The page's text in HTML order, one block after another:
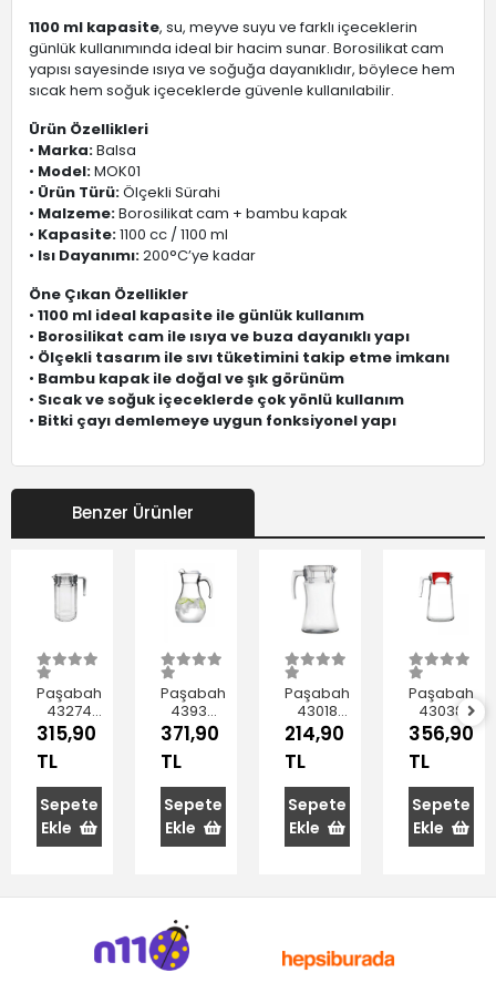
1100 ml kapasite, su, meyve suyu ve farklı içeceklerin
günlük kullanımında ideal bir hacim sunar. Borosilikat cam
yapısı sayesinde ısıya ve soğuğa dayanıklıdır, böylece hem
sıcak hem soğuk içeceklerde güvenle kullanılabilir.
Ürün Özellikleri
• Marka:Balsa
• Model:MOK01
• Ürün Türü:Ölçekli Sürahi
• Malzeme:Borosilikat cam + bambu kapak
• Kapasite:1100 cc / 1100 ml
• Isı Dayanımı:200°C’ye kadar
Öne Çıkan Özellikler
• 1100 ml ideal kapasite ile günlük kullanım
• Borosilikat cam ile ısıya ve buza dayanıklı yapı
• Ölçekli tasarım ile sıvı tüketimini takip etme imkanı
• Bambu kapak ile doğal ve şık görünüm
• Sıcak ve soğuk içeceklerde çok yönlü kullanım
• Bitki çayı demlemeye uygun fonksiyonel yapı
Benzer Ürünler
Paşabahçe
43274
Köşem
Şeffaf
Kapaklı
Sürahi
1400 cc
315,90
TL
Sepete
Ekle
Paşabahçe
43934
Bistro
Şeffaf
Kapak
Sürahi
1800 cc
371,90
TL
Sepete
Ekle
Paşabahçe
43018
Azur
Şefaf
Kapaklı
Sürahi
1400 cc
214,90
TL
Sepete
Ekle
Paşabahçe
43038
City
Sürahi
Kırmızı
Kapaklı
2lt
356,90
TL
Sepete
Ekle